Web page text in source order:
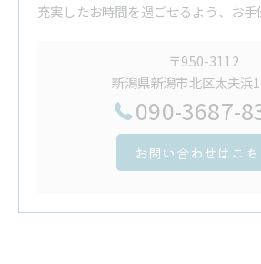
充実したお時間を過ごせるよう、お手
〒950-3112
新潟県新潟市北区太夫浜
090-3687-
お問い合わせはこち